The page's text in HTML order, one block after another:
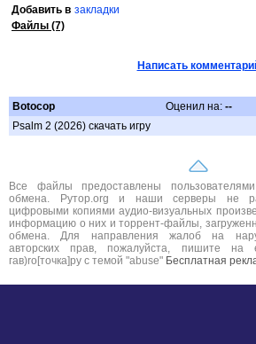
Добавить в закладки
Файлы (7)
Написать
Botocop Оценил на: --
Psalm 2 (2026) скачать игру
Все файлы предоставлены
обмена. Рутор.org и наши серверы не
цифровыми копиями аудио-визуальных
информацию о них и торрент-файлы,
обмена. Для направления жалоб на
авторских прав, пожалуйста, пишите на
гав)ro[точка]ру с темой "abuse" Бесплатная